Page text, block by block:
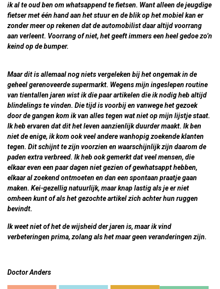
ik al te oud ben om whatsappend te fietsen. Want alleen de jeugdige
fietser met één hand aan het stuur en de blik op het mobiel kan er
zonder meer op rekenen dat de automobilist daar altijd voorrang
aan verleent. Voorrang of niet, het geeft immers een heel gedoe zo’n
keind op de bumper.
Maar dit is allemaal nog niets vergeleken bij het ongemak in de
geheel gerenoveerde supermarkt. Wegens mijn ingeslepen routine
van tientallen jaren wist ik die paar artikelen die ik nodig heb altijd
blindelings te vinden. Die tijd is voorbij en vanwege het gezoek
door de gangen kom ik van alles tegen wat niet op mijn lijstje staat.
Ik heb ervaren dat dit het leven aanzienlijk duurder maakt. Ik ben
niet de enige, ik kom ook veel andere wanhopig zoekende klanten
tegen. Dit schijnt te zijn voorzien en waarschijnlijk zijn daarom de
paden extra verbreed. Ik heb ook gemerkt dat veel mensen, die
elkaar even een paar dagen niet gezien of gewhatsappt hebben,
elkaar al zoekend ontmoeten en dan een spontaan praatje gaan
maken. Kei-gezellig natuurlijk, maar knap lastig als je er niet
omheen kunt of als het gezochte artikel zich achter hun ruggen
bevindt.
Ik weet niet of het de wijsheid der jaren is, maar ik vind
verbeteringen prima, zolang als het maar geen veranderingen zijn.
Doctor Anders